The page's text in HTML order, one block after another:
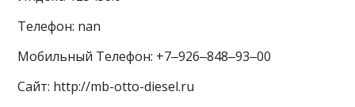
Телефон: nan
Мобильный Телефон: +7‒926‒848‒93‒00
Сайт: http://mb-otto-diesel.ru